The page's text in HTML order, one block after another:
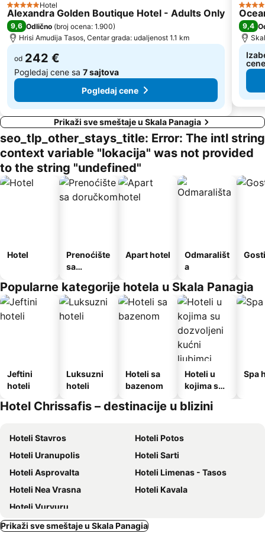
5 Zvezdice
Hotel
Alexandra Golden Boutique Hotel - Adults Only
9,6 Odlično (broj ocena: 1.900)
Hrisi Amudija Tasos, Centar grada: udaljenost 1.1 km
od 242 €
Pogledaj cene sa 7 sajtova
Pogledaj cene
4
9,4
cene
Prikaži sve smeštaje u Skala Panagia
seo_tlp_other_stays_title: Error: The intl string
context variable "lokacija" was not provided
to the string "undefined"
Hotel
Prenoćište
sa
Apart hotel
Odmarališt
a
Popularne kategorije hotela u Skala Panagia
Jeftini
hoteli
Luksuzni
hoteli
Hoteli sa
bazenom
Hoteli u
kojima su
kućni
Spa
Hotel Chrissafis – destinacije u blizini
Hoteli Stavros
Hoteli Potos
Hoteli Uranupolis
Hoteli Sarti
Hoteli Asprovalta
Hoteli Limenas - Tasos
Hoteli Nea Vrasna
Hoteli Kavala
Hoteli Vurvuru
Prikaži sve smeštaje u Skala Panagia